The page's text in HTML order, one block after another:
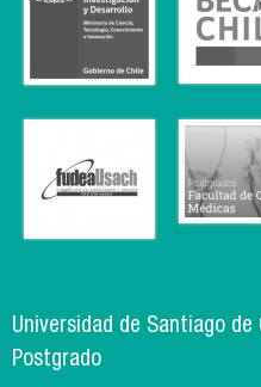
Universidad de Santiago
Postgrado